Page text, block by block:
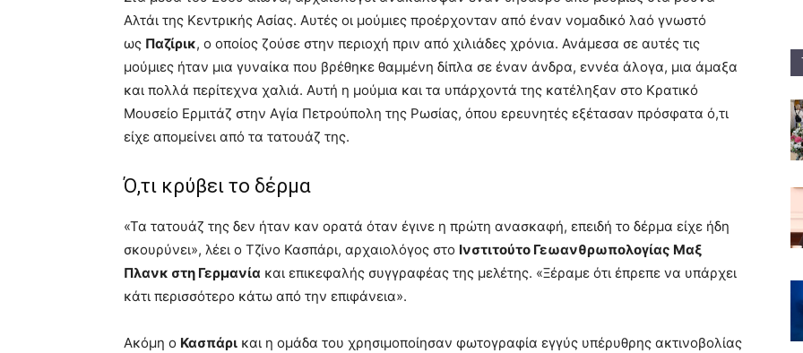
Αλτάι της Κεντρικής Ασίας. Αυτές οι μούμιες προέρχονταν από έναν νομαδικό λαό γνωστό
ως Παζίρικ, ο οποίος ζούσε στην περιοχή πριν από χιλιάδες χρόνια. Ανάμεσα σε αυτές τις
μούμιες ήταν μια γυναίκα που βρέθηκε θαμμένη δίπλα σε έναν άνδρα, εννέα άλογα, μια άμαξα
και πολλά περίτεχνα χαλιά. Αυτή η μούμια και τα υπάρχοντά της κατέληξαν στο Κρατικό
Μουσείο Ερμιτάζ στην Αγία Πετρούπολη της Ρωσίας, όπου ερευνητές εξέτασαν πρόσφατα ό,τι
είχε απομείνει από τα τατουάζ της.
Ό,τι κρύβει το δέρμα
«Τα τατουάζ της δεν ήταν καν ορατά όταν έγινε η πρώτη ανασκαφή, επειδή το δέρμα είχε ήδη
σκουρύνει», λέει ο Τζίνο Κασπάρι, αρχαιολόγος στο Ινστιτούτο Γεωανθρωπολογίας Μαξ
Πλανκ στη Γερμανία και επικεφαλής συγγραφέας της μελέτης. «Ξέραμε ότι έπρεπε να υπάρχει
κάτι περισσότερο κάτω από την επιφάνεια».
Ακόμη ο Κασπάρι και η ομάδα του χρησιμοποίησαν φωτογραφία εγγύς υπέρυθρης ακτινοβολίας